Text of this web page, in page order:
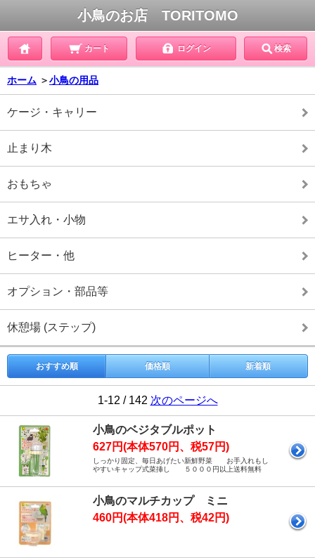
小鳥のお店 TORITOMO
カート ログイン 検索
ホーム ＞小鳥の用品
ケージ・キャリー
止まり木
おもちゃ
エサ入れ・小物
ヒーター・他
オプション・部品等
休憩場 (ステップ)
おすすめ順 価格順 新着順
1-12 / 142 次のページへ
小鳥のベジタブルポット
627円(本体570円、税57円)
しっかり固定、毎日あげたい新鮮野菜 お手入れもし
やすいキャップ式菜挿し ５０００円以上送料無料
小鳥のマルチカップ ミニ
460円(本体418円、税42円)